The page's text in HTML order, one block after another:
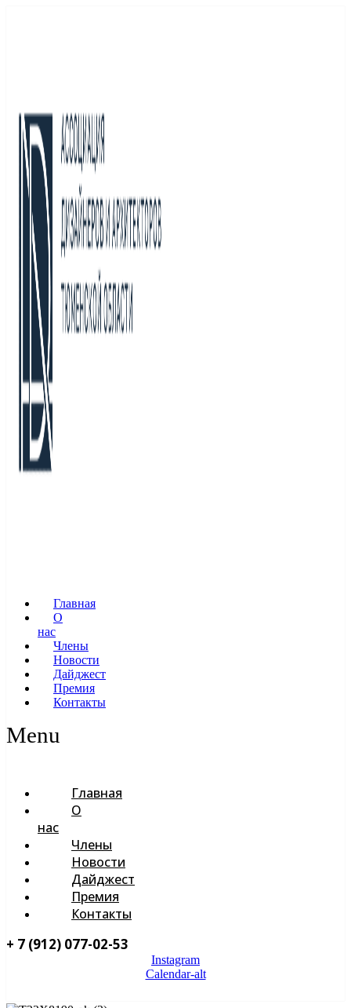
Главная
О
нас
Члены
Новости
Дайджест
Премия
Контакты
Menu
Главная
О
нас
Члены
Новости
Дайджест
Премия
Контакты
+ 7 (912) 077-02-53
Instagram
Calendar-alt